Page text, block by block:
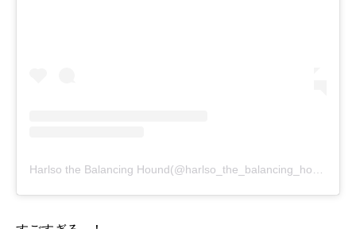
Harlso the Balancing Hound(@harlso_the_balancing_hound)がシェアした投稿